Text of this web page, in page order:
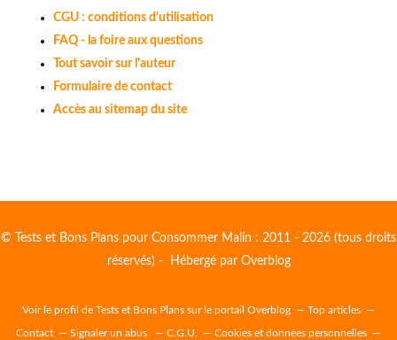
CGU : conditions d'utilisation
FAQ - la foire aux questions
Tout savoir sur l'auteur
Formulaire de contact
Accès au sitemap du site
© Tests et Bons Plans pour Consommer Malin : 2011 - 2026 (tous droits
réservés) - Hébergé par Overblog
Voir le profil de Tests et Bons Plans sur le portail Overblog Top articles
Contact Signaler un abus C.G.U. Cookies et données personnelles